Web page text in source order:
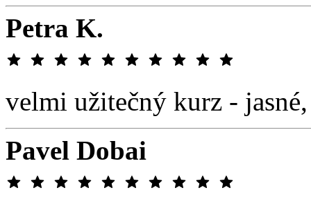
Petra K.
velmi užitečný kurz -
Pavel Dobai